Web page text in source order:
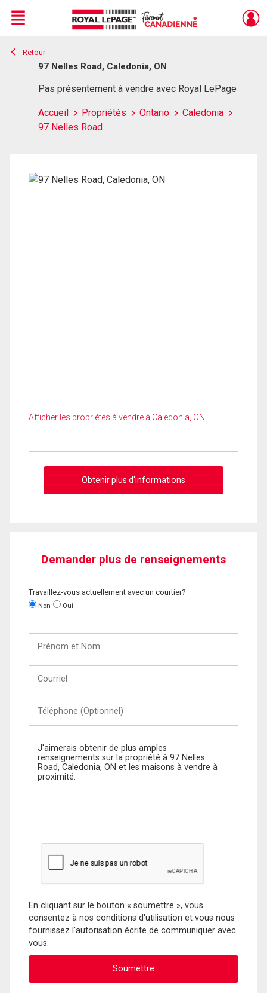
Live
En Direct
Menu
Retour
97 Nelles Road, Caledonia, ON
Pas présentement à vendre avec Royal LePage
Accueil Propriétés Ontario
Caledonia
97 Nelles Road
Afficher les propriétés à vendre à Caledonia, ON
Obtenir plus d'informations
Demander plus de renseignements
Travaillez-vous actuellement avec un courtier?
Non Oui
Nom
(Optionnel)
Message
En cliquant sur le bouton « soumettre », vous
consentez à nos conditions d'utilisation et vous nous
fournissez l'autorisation écrite de communiquer avec
vous.